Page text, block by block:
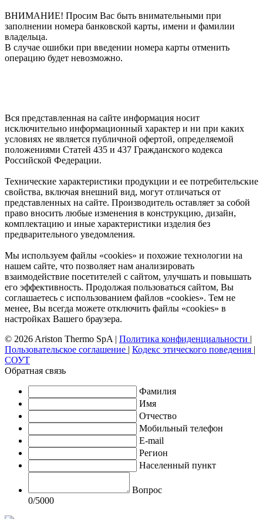
ВНИМАНИЕ! Просим Вас быть внимательными при
заполнении номера банковской карты, имени и фамилии
владельца.
В случае ошибки при введении номера карты отменить
операцию будет невозможно.
Вся представленная на сайте информация носит
исключительно информационный характер и ни при каких
условиях не является публичной офертой, определяемой
положениями Статей 435 и 437 Гражданского кодекса
Российской Федерации.
Технические характеристики продукции и ее потребительские
свойства, включая внешний вид, могут отличаться от
представленных на сайте. Производитель оставляет за собой
право вносить любые изменения в конструкцию, дизайн,
комплектацию и иные характеристики изделия без
предварительного уведомления.
Мы используем файлы «cookies» и похожие технологии на
нашем сайте, что позволяет нам анализировать
взаимодействие посетителей с сайтом, улучшать и повышать
его эффективность. Продолжая пользоваться сайтом, Вы
соглашаетесь с использованием файлов «cookies». Тем не
менее, Вы всегда можете отключить файлы «cookies» в
настройках Вашего браузера.
© 2026 Ariston Thermo SpA | Политика конфиденциальности |
Пользовательское соглашение | Кодекс этического поведения |
СОУТ
Обратная связь
Фамилия
Имя
Отчество
Мобильный телефон
E-mail
Регион
Населенный пункт
Вопрос
0/5000